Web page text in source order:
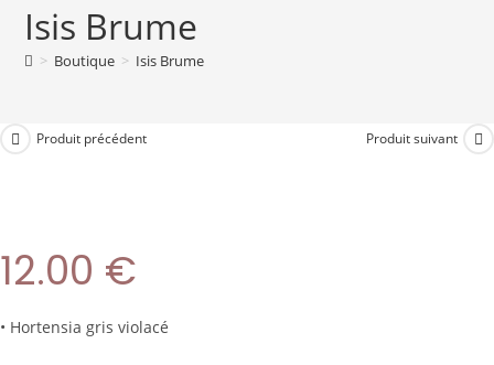
Isis Brume
> Boutique > Isis Brume
Produit précédent Produit suivant
12.00 €
• Hortensia gris violacé